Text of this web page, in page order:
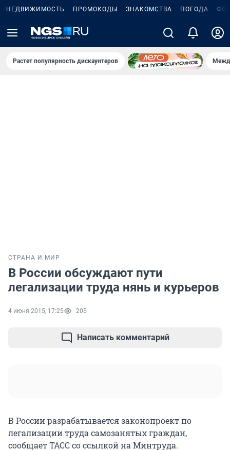
НЕДВИЖИМОСТЬ ПРОМОКОДЫ ЗНАКОМСТВА ПОГОДА
Растет популярность дискаунтеров
СТРАНА И МИР
В России обсуждают пути
легализации труда нянь и курьеров
4 июня 2015, 17:25 205
Написать комментарий
В России разрабатывается законопроект по
легализации труда самозанятых граждан,
сообщает ТАСС со ссылкой на Минтруда.